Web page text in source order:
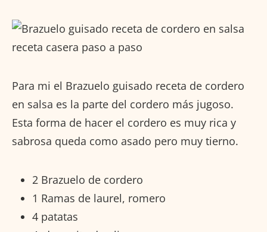
Para mi el Brazuelo guisado receta de cordero
en salsa es la parte del cordero más jugoso.
Esta forma de hacer el cordero es muy rica y
sabrosa queda como asado pero muy tierno.
2 Brazuelo de cordero
1 Ramas de laurel, romero
4 patatas